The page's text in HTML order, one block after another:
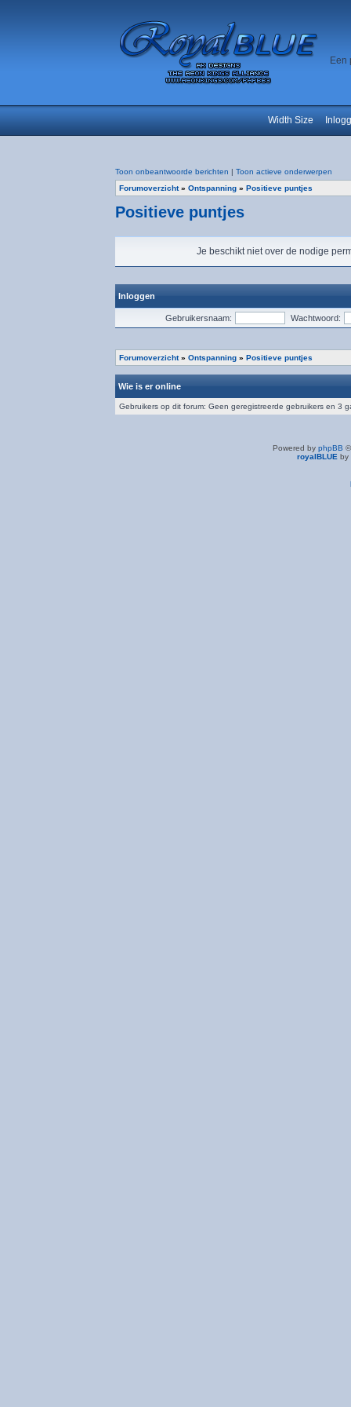
Een
Width Size
Toon onbeantwoorde berichten | Toon actieve onderwerpen
Forumoverzicht» Ontspanning » Positieve puntjes
Positieve puntjes
Je beschikt niet over de nodige
Inloggen
Gebruikersnaam: Wachtwoord:
Forumoverzicht» Ontspanning » Positieve puntjes
Wie is er online
Gebruikers op dit forum: Geen geregistreerde gebruikers en 3
Powered by phpBB
royalBLUE by